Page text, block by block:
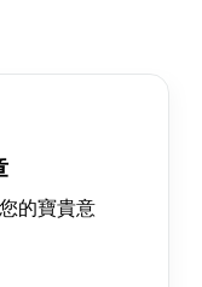
的寶貴意